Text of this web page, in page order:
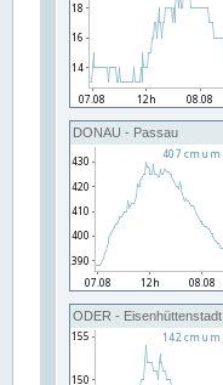
DONAU - Passau
ODER - Eisenhüttenstadt